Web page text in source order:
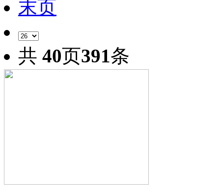
末页
共 40页391条